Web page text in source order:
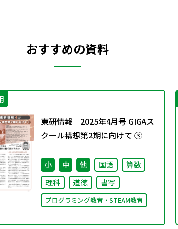
おすすめの資料
東研情報 2025年4月号 GIGAス
クール構想第2期に向けて ③
小 中 他 国語
算数
理科
道徳 書写
プログラミング教育・STEAM教育